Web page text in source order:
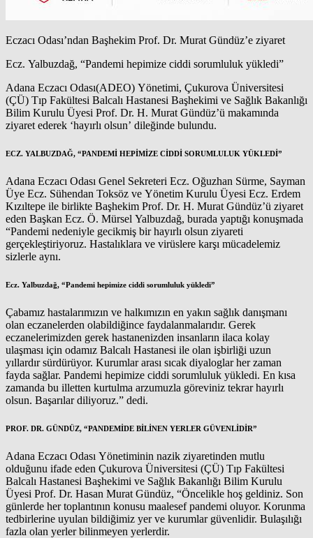
Eczacı Odası’ndan Başhekim Prof. Dr. Murat Gündüz’e ziyaret
Ecz. Yalbuzdağ, “Pandemi hepimize ciddi sorumluluk yükledi”
Adana Eczacı Odası(ADEO) Yönetimi, Çukurova Üniversitesi
(ÇÜ) Tıp Fakültesi Balcalı Hastanesi Başhekimi ve Sağlık Bakanlığı
Bilim Kurulu Üyesi Prof. Dr. H. Murat Gündüz’ü makamında
ziyaret ederek ‘hayırlı olsun’ dileğinde bulundu.
ECZ. YALBUZDAĞ, “PANDEMİ HEPİMİZE CİDDİ SORUMLULUK YÜKLEDİ”
Adana Eczacı Odası Genel Sekreteri Ecz. Oğuzhan Sürme, Sayman
Üye Ecz. Sühendan Toksöz ve Yönetim Kurulu Üyesi Ecz. Erdem
Kızıltepe ile birlikte Başhekim Prof. Dr. H. Murat Gündüz’ü ziyaret
eden Başkan Ecz. Ö. Mürsel Yalbuzdağ, burada yaptığı konuşmada
“Pandemi nedeniyle gecikmiş bir hayırlı olsun ziyareti
gerçekleştiriyoruz. Hastalıklara ve virüslere karşı mücadelemiz
sizlerle aynı.
Ecz. Yalbuzdağ, “Pandemi hepimize ciddi sorumluluk yükledi”
Çabamız hastalarımızın ve halkımızın en yakın sağlık danışmanı
olan eczanelerden olabildiğince faydalanmalarıdır. Gerek
eczanelerimizden gerek hastanenizden insanların ilaca kolay
ulaşması için odamız Balcalı Hastanesi ile olan işbirliği uzun
yıllardır sürdürüyor. Kurumlar arası sıcak diyaloglar her zaman
fayda sağlar. Pandemi hepimize ciddi sorumluluk yükledi. En kısa
zamanda bu illetten kurtulma arzumuzla göreviniz tekrar hayırlı
olsun. Başarılar diliyoruz.” dedi.
PROF. DR. GÜNDÜZ, “PANDEMİDE BİLİNEN YERLER GÜVENLİDİR”
Adana Eczacı Odası Yönetiminin nazik ziyaretinden mutlu
olduğunu ifade eden Çukurova Üniversitesi (ÇÜ) Tıp Fakültesi
Balcalı Hastanesi Başhekimi ve Sağlık Bakanlığı Bilim Kurulu
Üyesi Prof. Dr. Hasan Murat Gündüz, “Öncelikle hoş geldiniz. Son
günlerde her toplantının konusu maalesef pandemi oluyor. Korunma
tedbirlerine uyulan bildiğimiz yer ve kurumlar güvenlidir. Bulaşılığı
fazla olan yerler bilinmeyen yerlerdir.